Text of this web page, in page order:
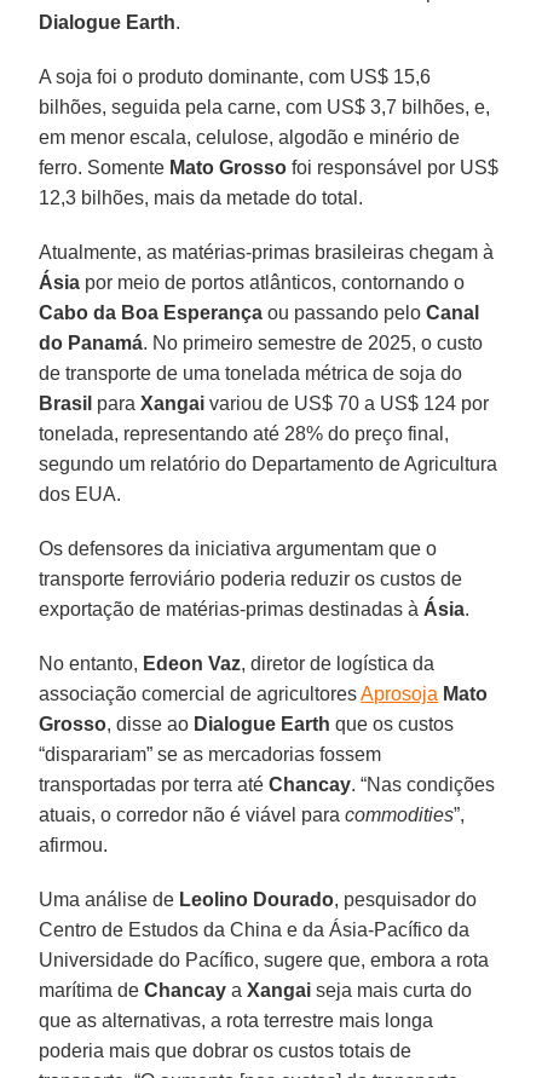
Dialogue Earth.
A soja foi o produto dominante, com US$ 15,6
bilhões, seguida pela carne, com US$ 3,7 bilhões, e,
em menor escala, celulose, algodão e minério de
ferro. Somente Mato Grosso foi responsável por US$
12,3 bilhões, mais da metade do total.
Atualmente, as matérias-primas brasileiras chegam à
Ásia por meio de portos atlânticos, contornando o
Cabo da Boa Esperança ou passando peloCanal
do Panamá. No primeiro semestre de 2025, o custo
de transporte de uma tonelada métrica de soja do
Brasil paraXangai variou de US$ 70 a US$ 124 por
tonelada, representando até 28% do preço final,
segundo um relatório do Departamento de Agricultura
dos EUA.
Os defensores da iniciativa argumentam que o
transporte ferroviário poderia reduzir os custos de
exportação de matérias-primas destinadas à Ásia.
No entanto, Edeon Vaz, diretor de logística da
associação comercial de agricultoresAprosoja Mato
Grosso, disse ao Dialogue Earth que os custos
“disparariam” se as mercadorias fossem
transportadas por terra atéChancay. “Nas condições
atuais, o corredor não é viável paracommodities”,
afirmou.
Uma análise de Leolino Dourado, pesquisador do
Centro de Estudos da China e da Ásia-Pacífico da
Universidade do Pacífico, sugere que, embora a rota
marítima deChancay aXangai seja mais curta do
que as alternativas, a rota terrestre mais longa
poderia mais que dobrar os custos totais de